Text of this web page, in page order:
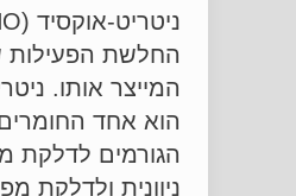
החלשת הפעילות
המייצר אותו.
הוא אחד
הגורמים לדלקת
ניוונית ולדלקת